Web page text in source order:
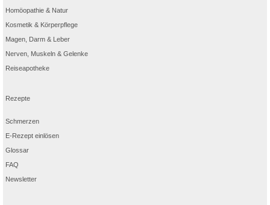
Homöopathie & Natur
Kosmetik & Körperpflege
Magen, Darm & Leber
Nerven, Muskeln & Gelenke
Reiseapotheke
Rezepte
Schmerzen
E-Rezept einlösen
Glossar
FAQ
Newsletter